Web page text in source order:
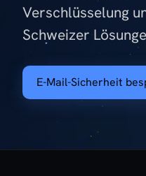
Verschlüsselung
Schweizer
E-Mail-Sicherheit